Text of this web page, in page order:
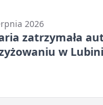
2026
zatrzymała
w